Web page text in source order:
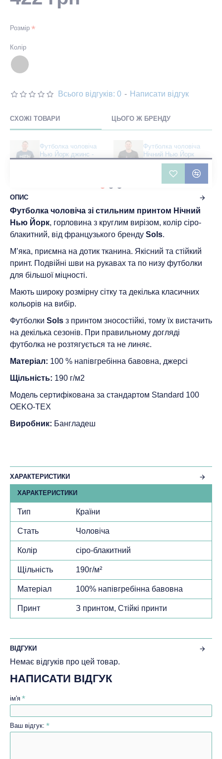
Всього відгуків: 0 - Написати відгук
Розмір
Колір
СХОЖІ ТОВАРИ ЦЬОГО Ж БРЕНДУ
Футболка чоловіча
Нью Йорк джинс -
Футболка чоловіча
Нічний Нью Йорк
чорна - 11500
ОПИС
Футболка чоловіча зі стильним принтом Нічний
Нью Йорк, горловина з круглим вирізом, колір сіро-
блакитний, від французького бренду Sols.
М’яка, приємна на дотик тканина. Якісний та стійкий
принт. Подвійні шви на рукавах та по низу футболки
для більшої міцності.
Мають широку розмірну сітку та декілька класичних
кольорів на вибір.
Футболки Sols з принтом зносостійкі, тому їх вистачить
на декілька сезонів. При правильному догляді
футболка не розтягується та не линяє.
Матеріал: 100 % напівгребінна бавовна, джерсі
Щільність: 190 г/м2
Модель сертифікована за стандартом Standard 100
ОEKO-TEX
Виробник: Бангладеш
ХАРАКТЕРИСТИКИ
ХАРАКТЕРИСТИКИ
Тип Країни
Стать Чоловіча
Колір сіро-блакитний
Щільність 190г/м²
Матеріал 100% напівгребінна бавовна
Принт З принтом, Стійкі принти
ВІДГУКИ
Немає відгуків про цей товар.
НАПИСАТИ ВІДГУК
ім'я
Ваш відгук: